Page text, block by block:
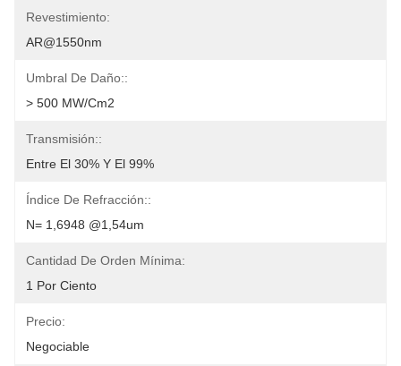
Revestimiento:
AR@1550nm
Umbral De Daño::
> 500 MW/cm2
Transmisión::
Entre El 30% Y El 99%
Índice De Refracción::
N= 1,6948 @1,54um
Cantidad De Orden Mínima:
1 Por Ciento
Precio:
Negociable